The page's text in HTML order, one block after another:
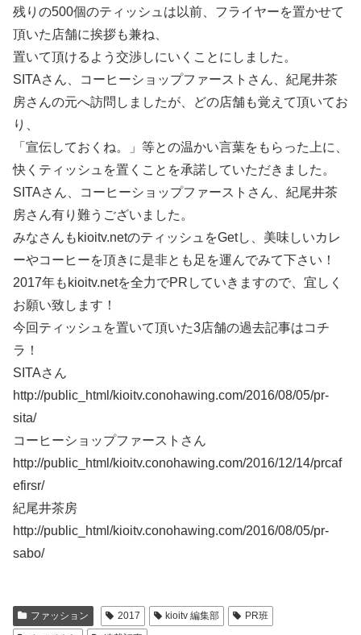
残りの500個のティッシュは以前、フライヤーを置かせて
頂いた店舗に挨拶も兼ね、
置いて頂けるよう交渉しにいくことにしました。
SITAさん、コーヒーショップファーストさん、紀尾井茶
房さんの元へ訪問しましたが、どの店舗も覚えて頂いてお
り、
「宣伝しておくね。」等との温かい言葉をもらった上に、
快くティッシュを置くことを承諾していただきました。
SITAさん、コーヒーショップファーストさん、紀尾井茶
房さん有り難うございました。
みなさんもkioitv.netのティッシュをGetし、美味しいカレ
ーやコーヒーを頂きに是非とも足を運んでみて下さい！
2017年もkioitv.netを全力でPRしていきますので、宜しく
お願い致します！
今回ティッシュを置いて頂いた3店舗の過去記事はコチ
ラ！
SITAさん
http://public_html/kioitv.conohawing.com/2016/08/05/pr-
sita/
コーヒーショップファーストさん
http://public_html/kioitv.conohawing.com/2016/12/14/prcaf
efirsr/
紀尾井茶房
http://public_html/kioitv.conohawing.com/2016/08/05/pr-
sabo/
ファッション 2017 kioitv 編集部
PR班